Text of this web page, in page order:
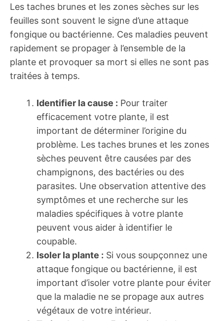
Les taches brunes et les zones sèches sur les
feuilles sont souvent le signe d’une attaque
fongique ou bactérienne. Ces maladies peuvent
rapidement se propager à l’ensemble de la
plante et provoquer sa mort si elles ne sont pas
traitées à temps.
Identifier la cause : Pour traiter
efficacement votre plante, il est
important de déterminer l’origine du
problème. Les taches brunes et les zones
sèches peuvent être causées par des
champignons, des bactéries ou des
parasites. Une observation attentive des
symptômes et une recherche sur les
maladies spécifiques à votre plante
peuvent vous aider à identifier le
coupable.
Isoler la plante : Si vous soupçonnez une
attaque fongique ou bactérienne, il est
important d’isoler votre plante pour éviter
que la maladie ne se propage aux autres
végétaux de votre intérieur.